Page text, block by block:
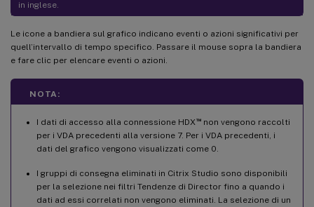
in inglese.
Le icone a bandiera sul grafico indicano eventi o azioni significativi per
quell’intervallo di tempo specifico. Passare il mouse sopra la bandiera
e fare clic per elencare eventi o azioni.
NOTA:
I dati di accesso alla connessione HDX ™non vengono raccolti
per i VDA precedenti alla versione 7. Per i VDA precedenti, i
dati del grafico vengono visualizzati come 0.
I gruppi di consegna eliminati in Citrix Studio sono disponibili
per la selezione nei filtri Tendenze di Director fino a quando i
dati ad essi correlati non vengono eliminati. La selezione di un